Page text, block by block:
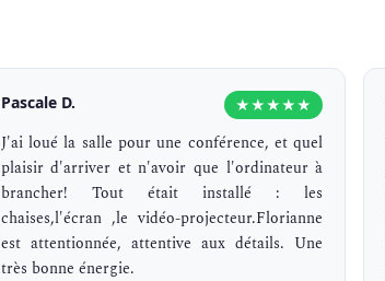
Pascale D. ★★★★★
J'ai loué la salle pour une conférence, et quel
plaisir d'arriver et n'avoir que l'ordinateur à
brancher! Tout était installé : les
chaises,l'écran ,le vidéo-projecteur.Florianne
est attentionnée, attentive aux détails. Une
très bonne énergie.